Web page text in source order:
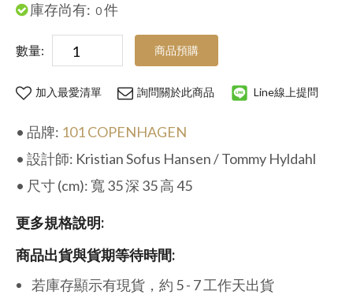
庫存尚有: 0件
數量: 商品預購
加入最愛清單 詢問關於此商品 Line線上提問
• 品牌: 101 COPENHAGEN
• 設計師: Kristian Sofus Hansen / Tommy Hyldahl
• 尺寸 (cm): 寬 35 深 35 高 45
更多規格說明:
商品出貨與貨期等待時間:
若庫存顯示有現貨，約 5 - 7 工作天出貨